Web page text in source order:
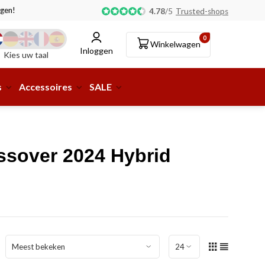
Afhalen of aflevering bij pakketshop mogelijk!
4.78/5 Trusted-shops
Kies uw taal Inloggen
0
Winkelwagen
Accessoires SALE
2024 Hybrid